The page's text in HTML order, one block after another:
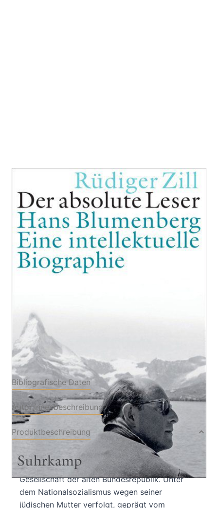
Der absolute Leser
Zur Wunschliste hinzufügen
Hans Blumenberg. Eine intellektuelle Biographie
Rüdiger Zill
Buch
gebunden mit
Schutzumschlag
Bibliografische Daten
Autor:innenbeschreibung
Produktbeschreibung
Hans Blumenbergs Denken ist eng verbunden
mit seiner eigenen Lebenszeit und mit der
Gesellschaft der alten Bundesrepublik. Unter
dem Nationalsozialismus wegen seiner
jüdischen Mutter verfolgt, geprägt vom